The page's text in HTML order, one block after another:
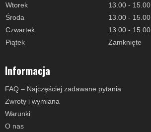
Wtorek
13.00 - 15.00
Środa
13.00 - 15.00
Czwartek
13.00 - 15.00
Piątek
Zamknięte
Informacja
FAQ – Najczęściej zadawane pytania
Zwroty i wymiana
Warunki
O nas